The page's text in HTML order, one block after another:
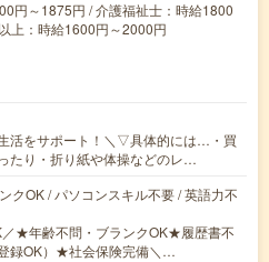
円～1875円 / 介護福祉士：時給1800
上：時給1600円～2000円
活をサポート！＼▽具体的には…・買
たり・折り紙や体操などのレ…
クOK / パソコンスキル不要 / 英語力不
／★年齢不問・ブランクOK★履歴書不
録OK）★社会保険完備＼…